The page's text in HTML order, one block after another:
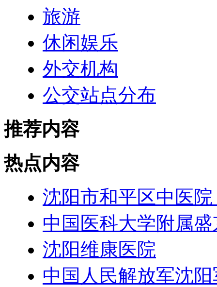
旅游
休闲娱乐
外交机构
公交站点分布
推荐内容
热点内容
沈阳市和平区中医
中国医科大学附属
沈阳维康医院
中国人民解放军沈